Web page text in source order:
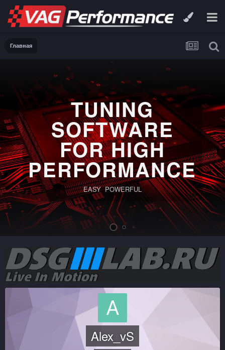
Главная
TUNING
SOFTWARE
FOR HIGH
PERFORMANCE
EASY POWERFUL
Alex_vS